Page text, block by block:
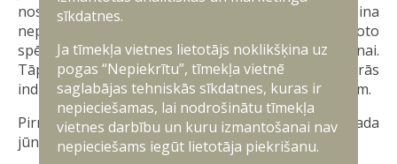
nosacījumus un pieteikšanās kārtību, kas nodrošina
nepieciešamos apstākļus un vidi Nacionālo bruņoto
spēku un sabiedroto valstu tehnoloģiju testēšanai.
Tāpat Šķēdes jūras poligonu var izmantot arī militārās
industrijas uzņēmumu bezpilota sistēmu pārbaudēm.
Pirmie testi militārajā jūras poligonā plānoti šā gada
jūnija otrajā pusē un tie tiks organizēti periodiski.
sīkdatnes.
Ja tīmekļa vietnes lietotājs noklikšķina uz
pogas “Nepiekrītu”, tīmekļa vietnē
saglabājas tehniskās sīkdatnes, kuras ir
nepieciešamas, lai nodrošinātu tīmekļa
vietnes darbību un kuru izmantošanai nav
nepieciešams iegūt lietotāja piekrišanu.